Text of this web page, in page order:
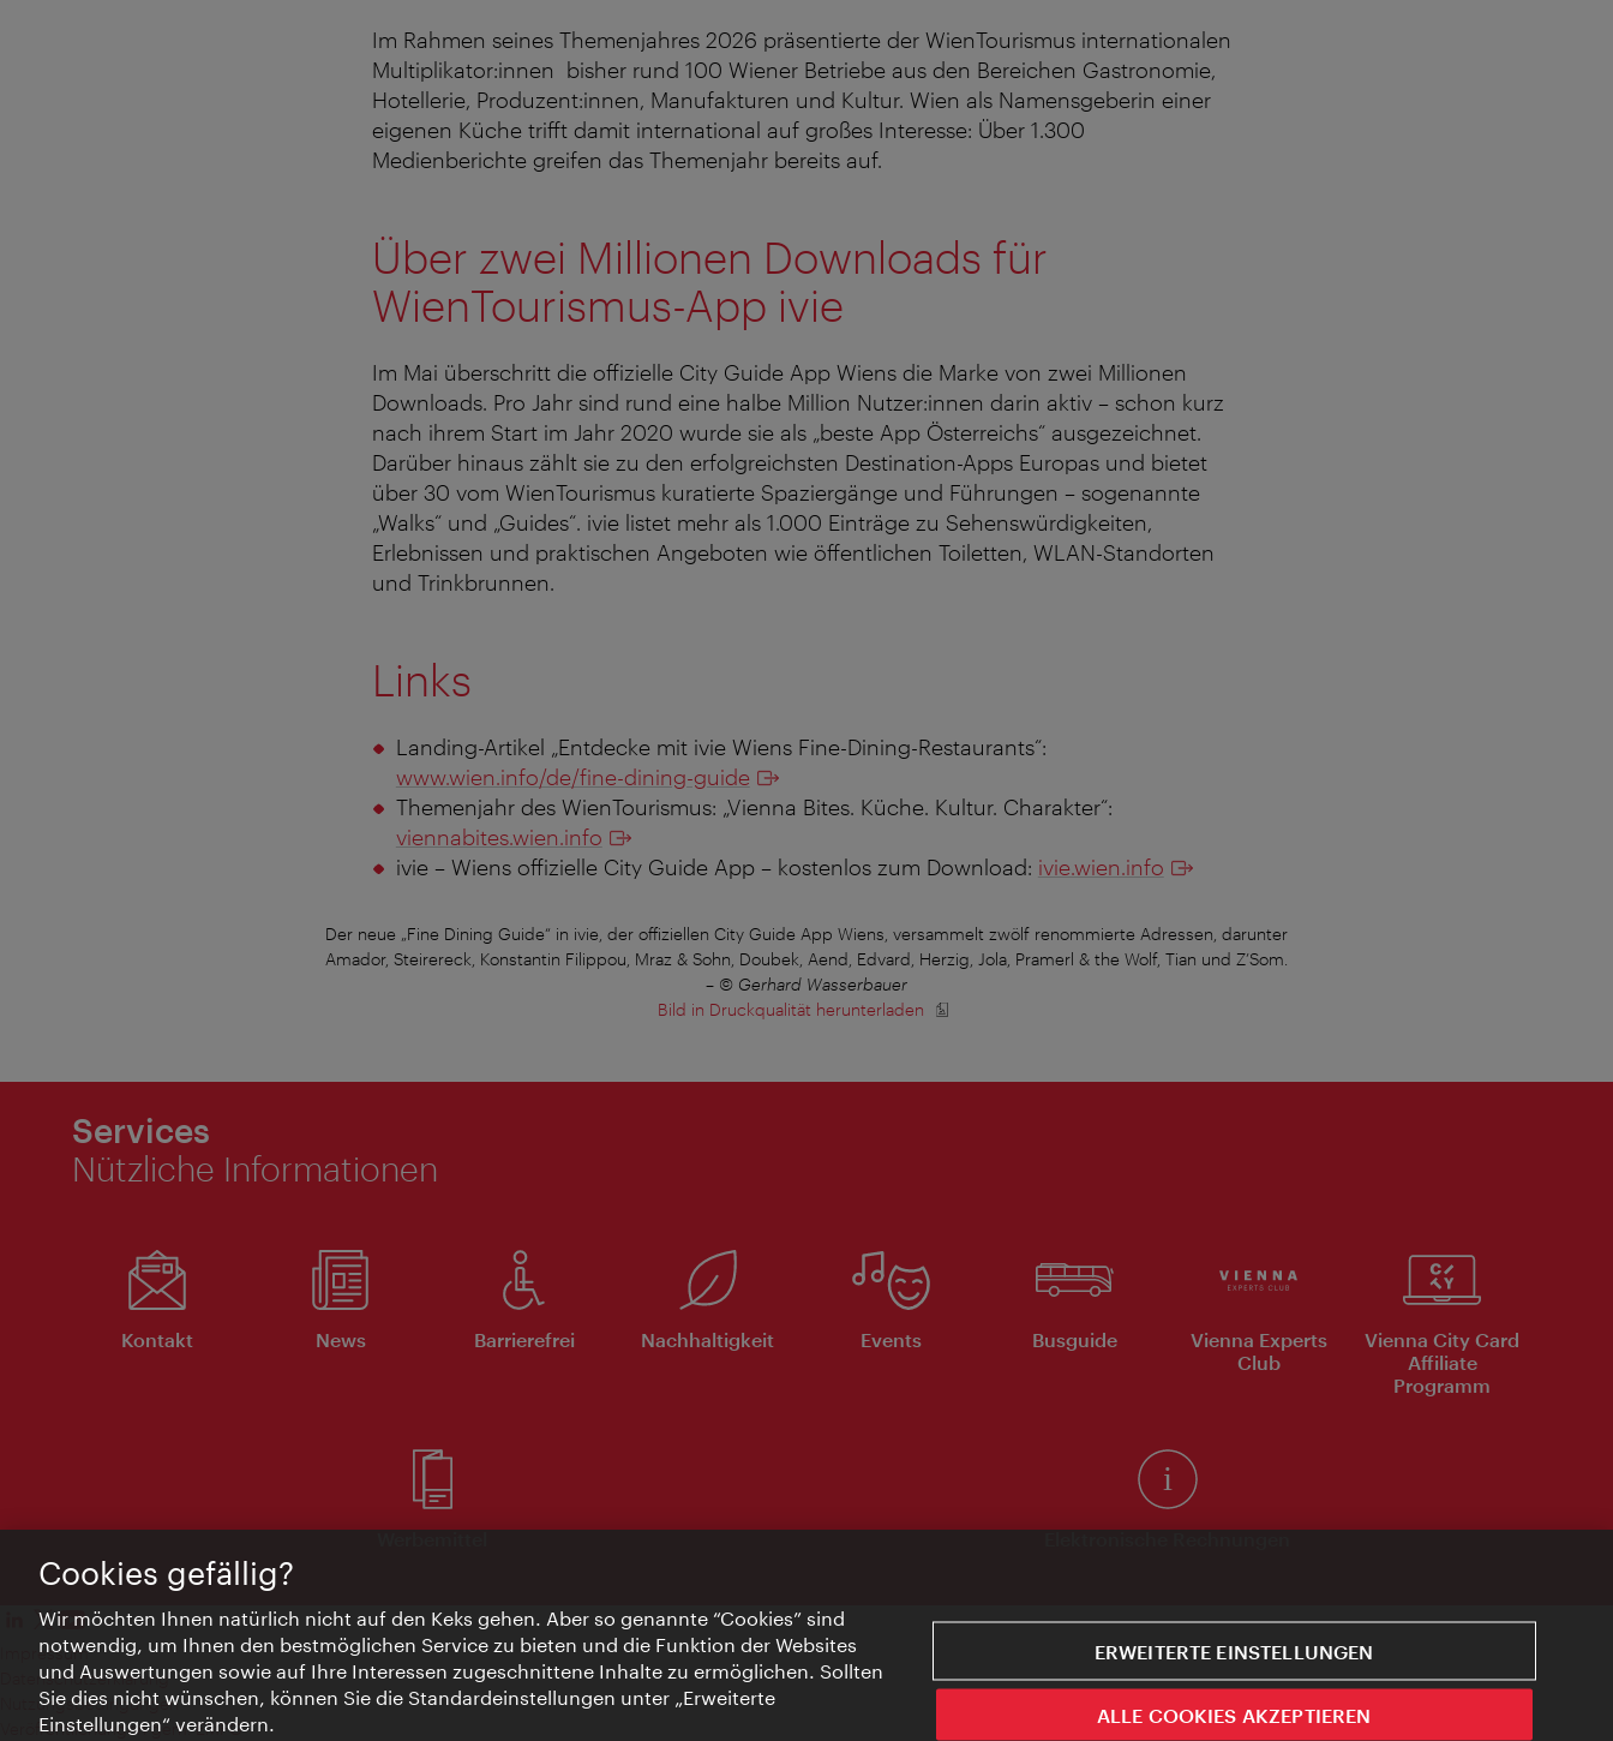
Im Rahmen seines Themenjahres 2026 präsentierte der WienTourismus internationalen
Multiplikator:innen bisher rund 100 Wiener Betriebe aus den Bereichen Gastronomie,
Hotellerie, Produzent:innen, Manufakturen und Kultur. Wien als Namensgeberin einer
eigenen Küche trifft damit international auf großes Interesse: Über 1.300
Medienberichte greifen das Themenjahr bereits auf.
Über zwei Millionen Downloads für
WienTourismus-App ivie
Im Mai überschritt die offizielle City Guide App Wiens die Marke von zwei Millionen
Downloads. Pro Jahr sind rund eine halbe Million Nutzer:innen darin aktiv – schon kurz
nach ihrem Start im Jahr 2020 wurde sie als „beste App Österreichs“ ausgezeichnet.
Darüber hinaus zählt sie zu den erfolgreichsten Destination-Apps Europas und bietet
über 30 vom WienTourismus kuratierte Spaziergänge und Führungen – sogenannte
„Walks“ und „Guides“. ivie listet mehr als 1.000 Einträge zu Sehenswürdigkeiten,
Erlebnissen und praktischen Angeboten wie öffentlichen Toiletten, WLAN-Standorten
und Trinkbrunnen.
Links
Landing-Artikel „Entdecke mit ivie Wiens Fine-Dining-Restaurants“:
www.wien.info/de/fine-dining-guide
Themenjahr des WienTourismus: „Vienna Bites. Küche. Kultur. Charakter“:
viennabites.wien.info
ivie – Wiens offizielle City Guide App – kostenlos zum Download: ivie.wien.info
Der neue „Fine Dining Guide“ in ivie, der offiziellen City Guide App Wiens, versammelt zwölf renommierte Adressen, darunter
Amador, Steirereck, Konstantin Filippou, Mraz & Sohn, Doubek, Aend, Edvard, Herzig, Jola, Pramerl & the Wolf, Tian und Z’Som.
– © Gerhard Wasserbauer
Bild in Druckqualität herunterladen
Services
Nützliche Informationen
Kontakt News Barrierefrei Nachhaltigkeit Events Busguide
Vienna Experts
Club
Vienna City Card
Affiliate
Programm
Impressum
Datenschutzerklärung
Nutzungsbedingungen
Veröffentlichungen gem. EMFG
Cookies gefällig?
Wir möchten Ihnen natürlich nicht auf den Keks gehen. Aber so genannte “Cookies” sind
notwendig, um Ihnen den bestmöglichen Service zu bieten und die Funktion der Websites
und Auswertungen sowie auf Ihre Interessen zugeschnittene Inhalte zu ermöglichen. Sollten
Sie dies nicht wünschen, können Sie die Standardeinstellungen unter „Erweiterte
Einstellungen“ verändern.
ERWEITERTE EINSTELLUNGEN
ALLE COOKIES AKZEPTIEREN